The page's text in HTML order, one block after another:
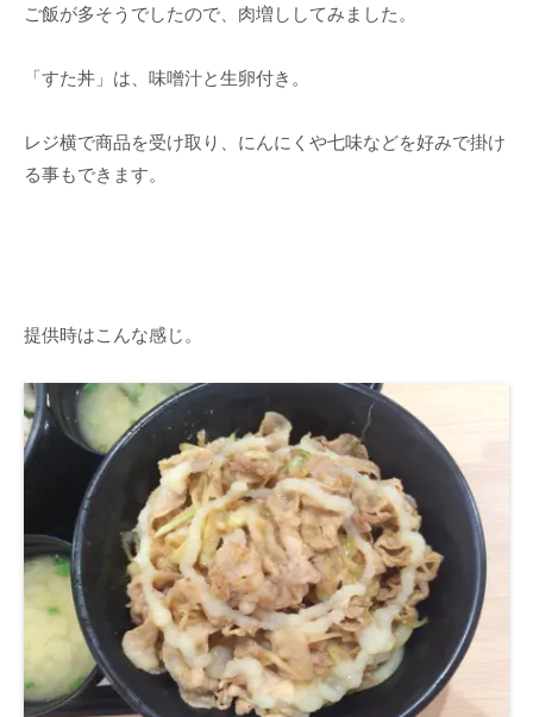
ご飯が多そうでしたので、肉増ししてみました。
「すた丼」は、味噌汁と生卵付き。
レジ横で商品を受け取り、にんにくや七味などを好みで掛け
る事もできます。
提供時はこんな感じ。